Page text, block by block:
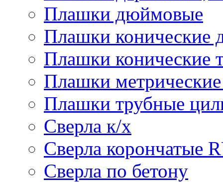
Плашки дюймовые
Плашки
Плашки конические
Плашки
Плашки трубные
Сверла к/х
Сверла корончатые
Сверла по бетону